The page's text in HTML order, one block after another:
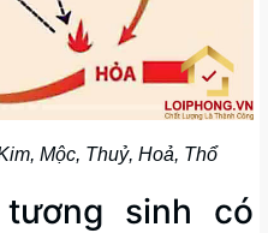
Mộc, Thuỷ, Hoả, Thổ
sinh có